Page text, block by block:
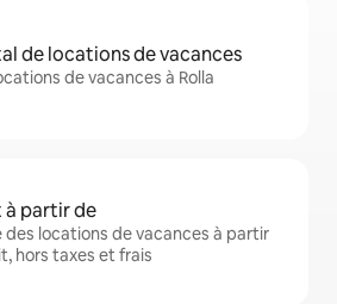
de locations de vacances
de vacances à Rolla
à partir de
des locations de vacances à partir
hors taxes et frais